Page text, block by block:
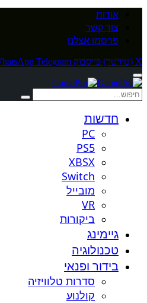
אודות
צור קשר
פרסמו אצלנו
X (טוויטר) פייסבוק Telegram
חדשות
PC
PS5
XBSX
Switch
מובייל
VR
ביקורות
גיימינג
טכנולוגיה
בידור ופנאי
סדרות טלוויזיה
קולנוע